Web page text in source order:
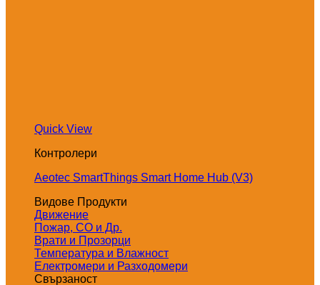
Quick View
Контролери
Aeotec SmartThings Smart Home Hub (V3)
Видове Продукти
Движение
Пожар, СО и Др.
Врати и Прозорци
Температура и Влажност
Електромери и Разходомери
Свързаност